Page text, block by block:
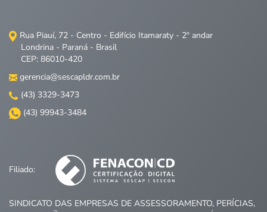
Rua Piauí, 72 - Centro - Edifício Itamaraty - 2º andar
Londrina - Paraná - Brasil
CEP: 86010-420
gerencia@sescapldr.com.br
(43) 3329-3473
(43) 99943-3484
Filiado:
SINDICATO DAS EMPRESAS DE ASSESSORAMENTO, PERÍCIAS,